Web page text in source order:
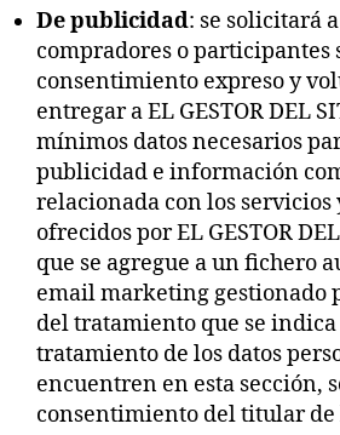
De publicidad: se solicitará
compradores o participantes
consentimiento expreso y
entregar a EL GESTOR DEL
mínimos datos necesarios
publicidad e información
relacionada con los servicios
ofrecidos por EL GESTOR
que se agregue a un fichero
email marketing gestionado
del tratamiento que se indica
tratamiento de los datos
encuentren en esta sección,
consentimiento del titular de